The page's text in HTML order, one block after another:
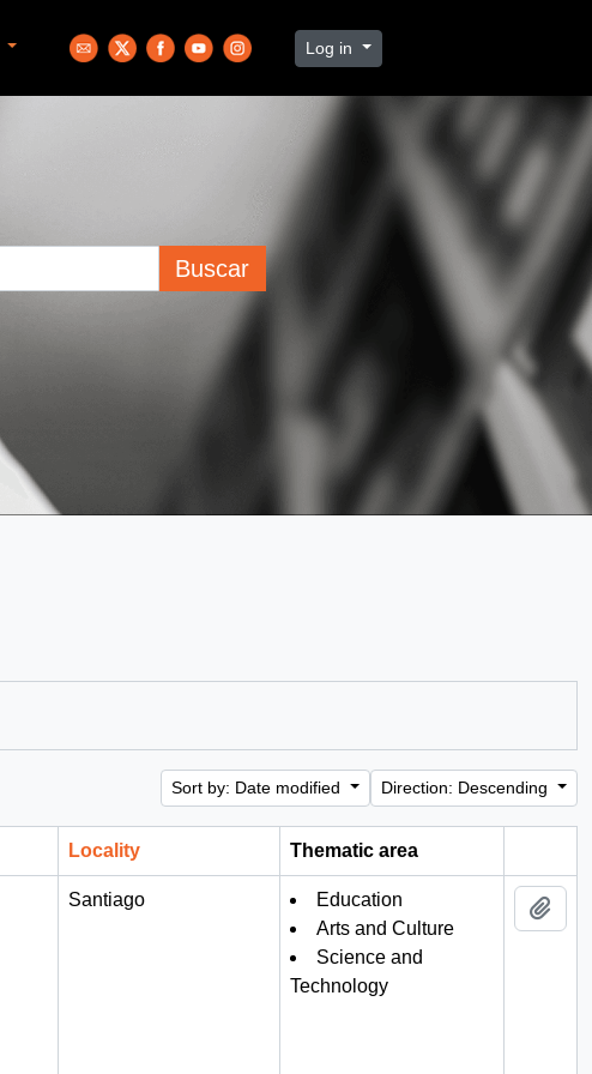
Log in
Buscar
Sort by: Date modified Direction: Descending
Locality
Thematic area
Santiago
Education
Arts and Culture
Science and
Technology